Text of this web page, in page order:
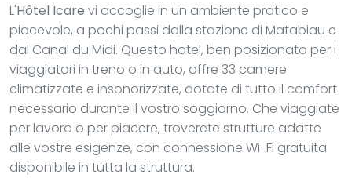
L'Hôtel Icare vi accoglie in un ambiente pratico e
piacevole, a pochi passi dalla stazione di Matabiau e
dal Canal du Midi. Questo hotel, ben posizionato per i
viaggiatori in treno o in auto, offre 33 camere
climatizzate e insonorizzate, dotate di tutto il comfort
necessario durante il vostro soggiorno. Che viaggiate
per lavoro o per piacere, troverete strutture adatte
alle vostre esigenze, con connessione Wi-Fi gratuita
disponibile in tutta la struttura.